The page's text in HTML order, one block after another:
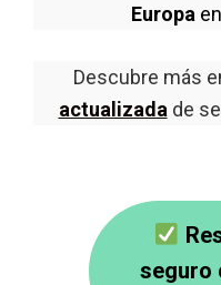
Europa
Descubre más
actualizada de
seguro